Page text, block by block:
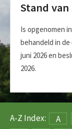
Stand van
Is opgenomen
behandeld in
juni 2026 en
2026.
A-Z Index: A